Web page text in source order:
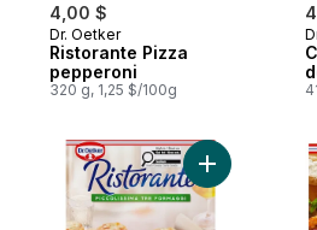
4,00 $
Préparé au Canada
Dr. Oetker
Ristorante Pizza
pepperoni
320 g, 1,25 $/100g
Ajouter